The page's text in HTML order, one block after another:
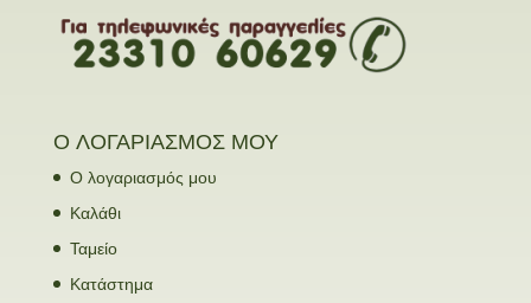
Ο ΛΟΓΑΡΙΑΣΜΟΣ ΜΟΥ
Ο λογαριασμός μου
Καλάθι
Ταμείο
Κατάστημα